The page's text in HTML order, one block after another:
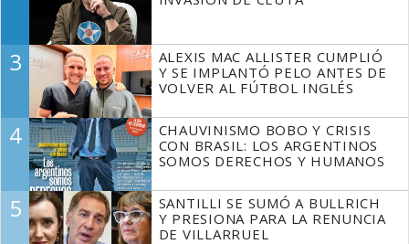
3
ALEXIS MAC ALLISTER CUMPLIÓ
Y SE IMPLANTÓ PELO ANTES DE
VOLVER AL FÚTBOL INGLÉS
4
CHAUVINISMO BOBO Y CRISIS
CON BRASIL: LOS ARGENTINOS
SOMOS DERECHOS Y HUMANOS
5
SANTILLI SE SUMÓ A BULLRICH
Y PRESIONA PARA LA RENUNCIA
DE VILLARRUEL